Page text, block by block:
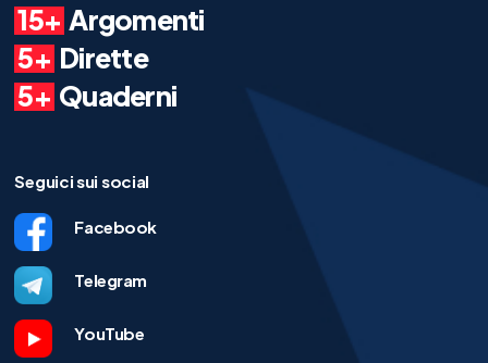
15+ Argomenti
5+ Dirette
5+ Quaderni
Seguici sui social
Facebook
Telegram
YouTube